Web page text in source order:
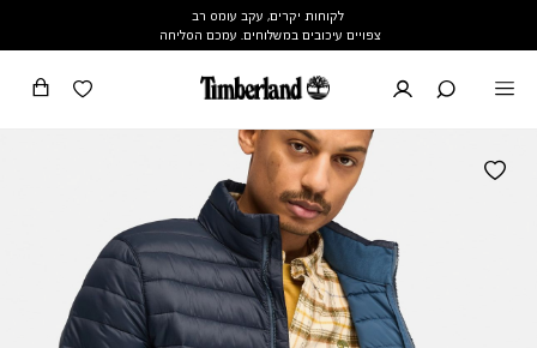
לקוחות יקרים, עקב עומס רב
צפויים עיכובים במשלוחים. עמכם הסליחה